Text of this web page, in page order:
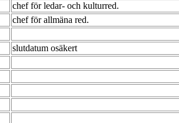
chef för ledar- och kulturred.
chef för allmäna red.
slutdatum osäkert